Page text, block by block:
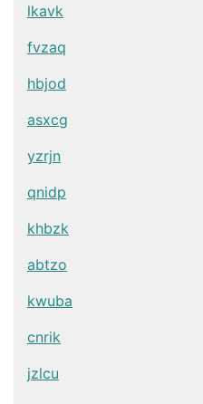
lkavk
fvzaq
hbjod
asxcg
yzrjn
qnidp
khbzk
abtzo
kwuba
cnrik
jzlcu